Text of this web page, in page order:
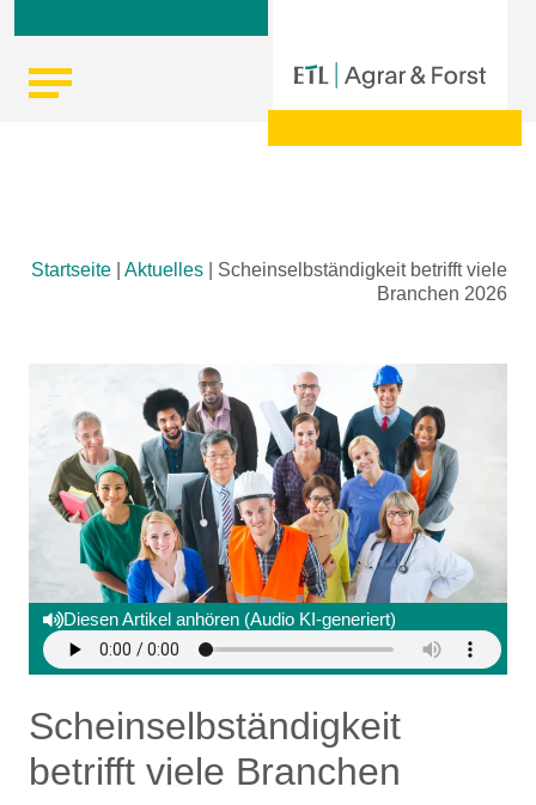
Startseite Aktuelles
Scheinselbständigkeit betrifft viele
Branchen 2026
Diesen Artikel anhören (Audio KI-generiert)
Scheinselbständigkeit
betrifft viele Branchen